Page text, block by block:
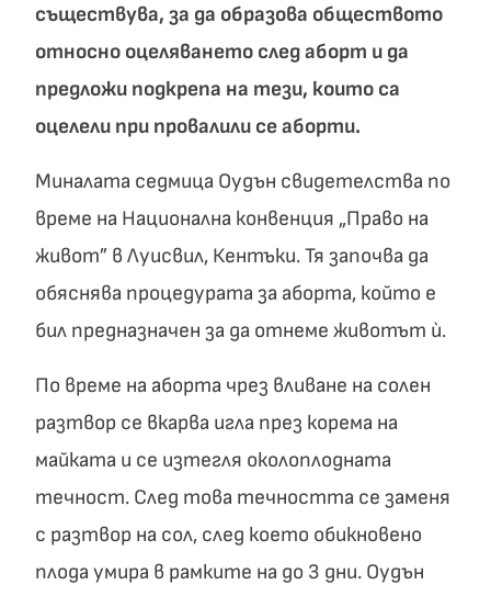
съществува, за да образова обществото
относно оцеляването след аборт и да
предложи подкрепа на тези, които са
оцелели при провалили се аборти.
Миналата седмица Оудън свидетелства по
време на Национална конвенция „Право на
живот” в Луисвил, Кентъки. Тя започва да
обяснява процедурата за аборта, който е
бил предназначен за да отнеме животът ѝ.
По време на аборта чрез вливане на солен
разтвор се вкарва игла през корема на
майката и се изтегля околоплодната
течност. След това течността се заменя
с разтвор на сол, след което обикновено
плода умира в рамките на до 3 дни. Оудън